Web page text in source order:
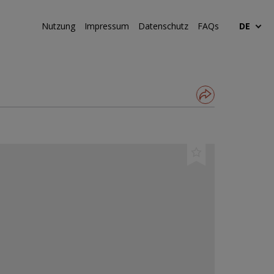
Nutzung Impressum Datenschutz FAQs DE